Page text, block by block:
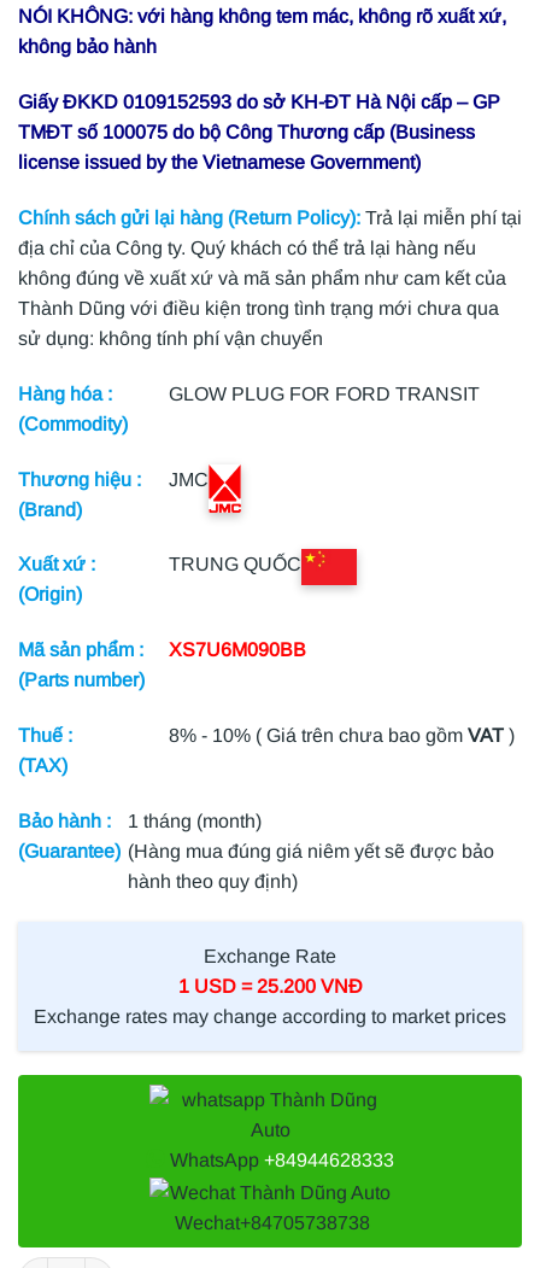
NÓI KHÔNG: với hàng không tem mác, không rõ xuất xứ,
không bảo hành
Giấy ĐKKD 0109152593 do sở KH-ĐT Hà Nội cấp – GP
TMĐT số 100075 do bộ Công Thương cấp (Business
license issued by the Vietnamese Government)
Chính sách gửi lại hàng (Return Policy): Trả lại miễn phí tại
địa chỉ của Công ty. Quý khách có thể trả lại hàng nếu
không đúng về xuất xứ và mã sản phẩm như cam kết của
Thành Dũng với điều kiện trong tình trạng mới chưa qua
sử dụng: không tính phí vận chuyển
Hàng hóa :
(Commodity)
GLOW PLUG FOR FORD TRANSIT
Thương hiệu :
(Brand)
JMC
Xuất xứ :
(Origin)
TRUNG QUỐC
Mã sản phẩm :
(Parts number)
XS7U6M090BB
Thuế :
(TAX)
8% - 10% ( Giá trên chưa bao gồmVAT )
Bảo hành :
(Guarantee)
1 tháng (month)
(Hàng mua đúng giá niêm yết sẽ được bảo
hành theo quy định)
Exchange Rate
1 USD = 25.200 VNĐ
Exchange rates may change according to market prices
WhatsApp +84944628333
Wechat+84705738738